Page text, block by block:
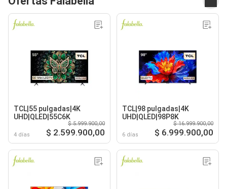
TCL|55 pulgadas|4K
UHD|QLED|55C6K
4 días
$ 5.999.900,00
$ 2.599.900,00
TCL|98 pulgadas|4K
UHD|QLED|98P8K
6 días
$ 16.999.900,00
$ 6.999.900,00